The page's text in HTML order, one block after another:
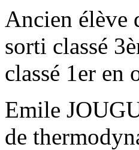
Ancien élève
sorti classé
classé 1er
Emile
de